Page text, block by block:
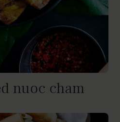
nuoc cham